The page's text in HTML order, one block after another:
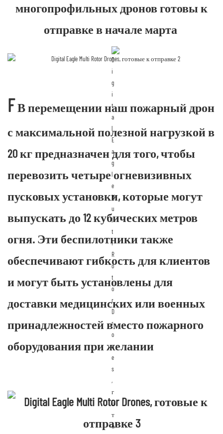
многопрофильных дронов готовы к
отправке в начале марта
FВ перемещении наш пожарный дрон
с максимальной полезной нагрузкой в
​​20 кг предназначен для того, чтобы
перевозить четыре огневизивных
пусковых установки, которые могут
выпускать до 12 кубических метров
огня. Эти беспилотники также
обеспечивают гибкость для клиентов
и могут быть установлены для
доставки медицинских или военных
принадлежностей вместо пожарного
оборудования при желании